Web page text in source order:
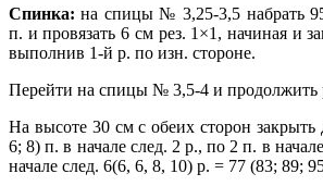
Спинка: на спицы № 3,25-3,5 набрать
п. и провязать 6 см рез. 1×1, начиная и
выполнив 1-й р. по изн. стороне.
Перейти на спицы № 3,5-4 и продолжить
На высоте 30 см с обеих сторон
6; 8) п. в начале след. 2 р., по 2 п. в
начале след. 6(6, 6, 8, 10) р. = 77 (83; 89;